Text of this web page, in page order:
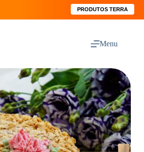
PRODUTOS TERRA
Menu